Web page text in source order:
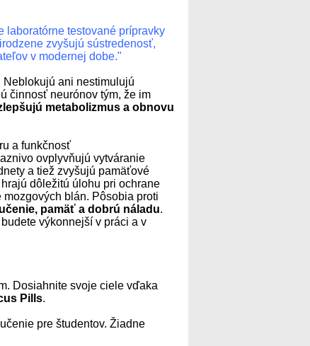
laboratórne testované prípravky
zvyšujú sústredenosť,
v modernej dobe."
ani nestimulujú
činnosť neurónov tým, že im
metabolizmus a obnovu
a funkčnosť
ovplyvňujú vytváranie
a tiež zvyšujú pamäťové
dôležitú úlohu pri ochrane
blán. Pôsobia proti
pamäť a dobrú náladu.
výkonnejší v práci a v
Dosiahnite svoje ciele vďaka
Pills.
pre študentov. Žiadne